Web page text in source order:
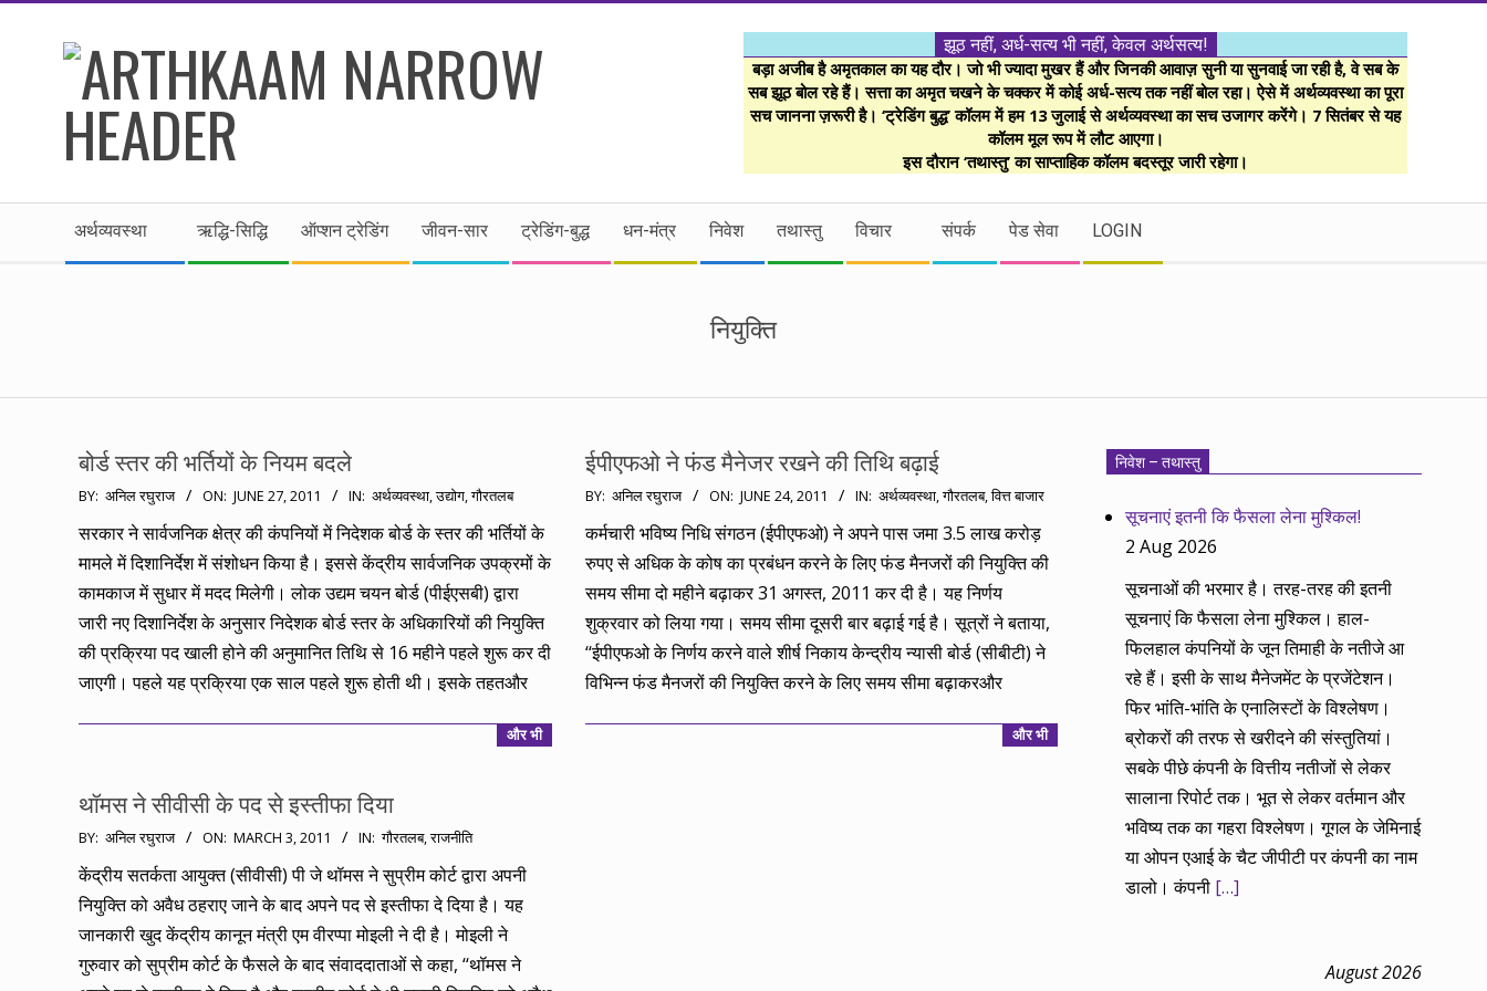
।।
अर्थकाम।।
FINANCIALLY
CLEVER!
झूठ नहीं, अर्ध-सत्य भी नहीं, केवल अर्थसत्य!
बड़ा अजीब है अमृतकाल का यह दौर। जो भी ज्यादा मुखर हैं और जिनकी आवाज़ सुनी या सुनवाई जा रही है, वे सब के
सब झूठ बोल रहे हैं। सत्ता का अमृत चखने के चक्कर में कोई अर्ध-सत्य तक नहीं बोल रहा। ऐसे में अर्थव्यवस्था का पूरा
सच जानना ज़रूरी है। ‘ट्रेडिंग बुद्ध’ कॉलम में हम 13 जुलाई से अर्थव्यवस्था का सच उजागर करेंगे। 7 सितंबर से यह
कॉलम मूल रूप में लौट आएगा।
इस दौरान ‘तथास्तु’ का साप्ताहिक कॉलम बदस्तूर जारी रहेगा।
Secondary
अर्थव्यवस्था ऋद्धि-सिद्धि ऑप्शन ट्रेडिंग जीवन-सार ट्रेडिंग-बुद्ध धन-मंत्र निवेश तथास्तु विचार संपर्क पेड सेवा LOGIN
नियुक्ति
बोर्ड स्तर की भर्तियों के नियम बदले
2011-
BY: अनिल रघुराज ON: JUNE 27, 2011 IN: अर्थव्यवस्था,उद्योग,गौरतलब
सरकार ने सार्वजनिक क्षेत्र की कंपनियों में निदेशक बोर्ड के स्तर की भर्तियों के
मामले में दिशानिर्देश में संशोधन किया है। इससे केंद्रीय सार्वजनिक उपक्रमों के
कामकाज में सुधार में मदद मिलेगी। लोक उद्यम चयन बोर्ड (पीईएसबी) द्वारा
जारी नए दिशानिर्देश के अनुसार निदेशक बोर्ड स्तर के अधिकारियों की नियुक्ति
की प्रक्रिया पद खाली होने की अनुमानित तिथि से 16 महीने पहले शुरू कर दी
जाएगी। पहले यह प्रक्रिया एक साल पहले शुरू होती थी। इसके तहतऔर
और भी
ईपीएफओ ने फंड मैनेजर रखने की तिथि बढ़ाई
2011-
06-
BY: अनिल रघुराज ON: JUNE 24, 2011 IN: अर्थव्यवस्था,गौरतलब,वित्त बाजार
कर्मचारी भविष्य निधि संगठन (ईपीएफओ) ने अपने पास जमा 3.5 लाख करोड़
रुपए से अधिक के कोष का प्रबंधन करने के लिए फंड मैनजरों की नियुक्ति की
समय सीमा दो महीने बढ़ाकर 31 अगस्त, 2011 कर दी है। यह निर्णय
शुक्रवार को लिया गया। समय सीमा दूसरी बार बढ़ाई गई है। सूत्रों ने बताया,
‘‘ईपीएफओ के निर्णय करने वाले शीर्ष निकाय केन्द्रीय न्यासी बोर्ड (सीबीटी) ने
विभिन्न फंड मैनजरों की नियुक्ति करने के लिए समय सीमा बढ़ाकरऔर
और भी
थॉमस ने सीवीसी के पद से इस्तीफा दिया
2011-
03-
03
BY: अनिल रघुराज ON: MARCH 3, 2011 IN: गौरतलब,राजनीति
केंद्रीय सतर्कता आयुक्त (सीवीसी) पी जे थॉमस ने सुप्रीम कोर्ट द्वारा अपनी
नियुक्ति को अवैध ठहराए जाने के बाद अपने पद से इस्तीफा दे दिया है। यह
जानकारी खुद केंद्रीय कानून मंत्री एम वीरप्पा मोइली ने दी है। मोइली ने
गुरुवार को सुप्रीम कोर्ट के फैसले के बाद संवाददाताओं से कहा, ‘‘थॉमस ने
निवेश – तथास्तु
सूचनाएं इतनी कि फैसला लेना मुश्किल!
2 Aug 2026
सूचनाओं की भरमार है। तरह-तरह की इतनी
सूचनाएं कि फैसला लेना मुश्किल। हाल-
फिलहाल कंपनियों के जून तिमाही के नतीजे आ
रहे हैं। इसी के साथ मैनेजमेंट के प्रजेंटेशन।
फिर भांति-भांति के एनालिस्टों के विश्लेषण।
ब्रोकरों की तरफ से खरीदने की संस्तुतियां।
सबके पीछे कंपनी के वित्तीय नतीजों से लेकर
सालाना रिपोर्ट तक। भूत से लेकर वर्तमान और
भविष्य तक का गहरा विश्लेषण। गूगल के जेमिनाई
या ओपन एआई के चैट जीपीटी पर कंपनी का नाम
डालो। कंपनी […]
August 2026